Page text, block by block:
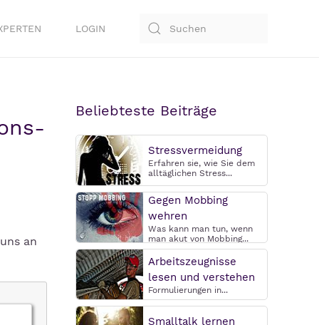
LOGIN
an
Beliebteste Beiträge
Stressvermeidung
Erfahren sie, wie Sie dem
alltäglichen Stress...
Gegen Mobbing
wehren
Was kann man tun, wenn
man akut von Mobbing...
Arbeitszeugnisse
lesen und verstehen
Formulierungen in...
Smalltalk lernen